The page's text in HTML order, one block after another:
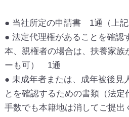
● 当社所定の申請書 1通（上
● 法定代理権があることを確認
本、親権者の場合は、扶養家族
ーも可） 1通
● 未成年者または、成年被後見
とを確認するための書類（法
手数でも本籍地は消してご提出